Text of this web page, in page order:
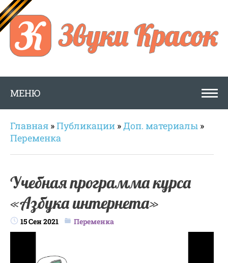
МЕНЮ
Главная »Публикации »Доп. материалы »
Переменка
Учебная программа курса
«Азбука интернета»
15 Сен 2021 Переменка